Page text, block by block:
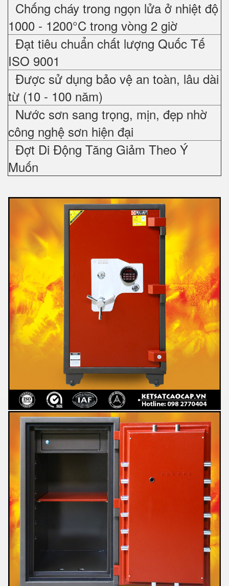
Chống cháy trong ngọn lửa ở nhiệt độ
1000 - 1200°C trong vòng 2 giờ
Đạt tiêu chuẩn chất lượng Quốc Tế
ISO 9001
Được sử dụng bảo vệ an toàn, lâu dài
từ (10 - 100 năm)
Nước sơn sang trọng, mịn, đẹp nhờ
công nghệ sơn hiện đại
Đợt Di Động Tăng Giảm Theo Ý
Muốn